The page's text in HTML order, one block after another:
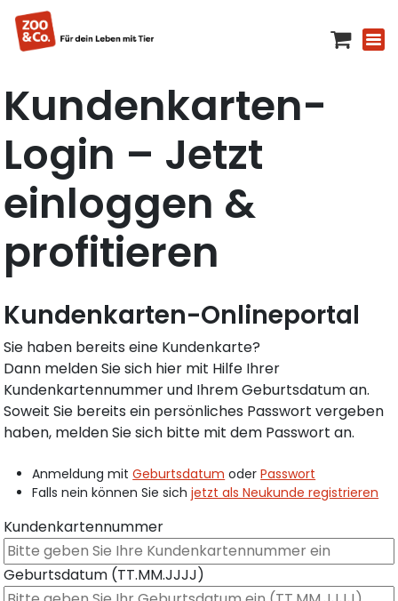
Kundenkarten-
Login – Jetzt
einloggen &
profitieren
Kundenkarten-Onlineportal
Sie haben bereits eine Kundenkarte?
Dann melden Sie sich hier mit Hilfe Ihrer
Kundenkartennummer und Ihrem Geburtsdatum an.
Soweit Sie bereits ein persönliches Passwort vergeben
haben, melden Sie sich bitte mit dem Passwort an.
Anmeldung mitGeburtsdatum oderPasswort
Falls nein können Sie sichjetzt als Neukunde registrieren
Kundenkartennummer
Geburtsdatum (TT.MM.JJJJ)